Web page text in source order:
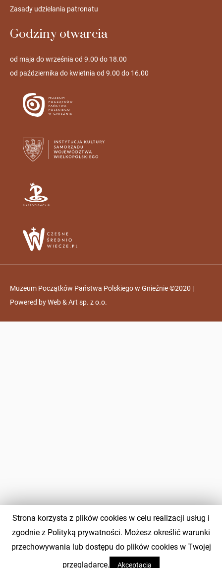
Zasady udzielania patronatu
Godziny otwarcia
od maja do września od 9.00 do 18.00
od października do kwietnia od 9.00 do 16.00
Muzeum Początków Państwa Polskiego w Gnieźnie ©2020 |
Powered byWeb & Art sp. z o.o.
Strona korzysta z plików cookies w celu realizacji usług i
zgodnie z Polityką prywatności. Możesz określić warunki
przechowywania lub dostępu do plików cookies w Twojej
przeglądarce.
Akceptacja